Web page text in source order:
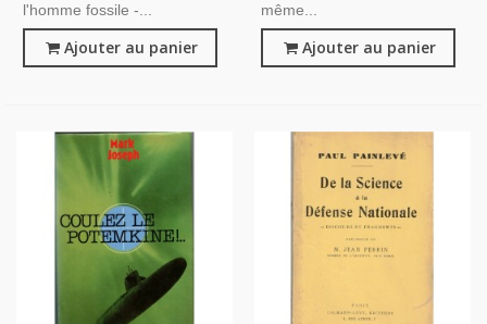
l'homme fossile -...
Ajouter au panier
même...
Ajouter au panier